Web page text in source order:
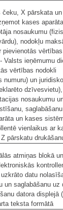
X pārskata
kases
nosaukumu
nodokļu
pievienotās
Valsts ieņēmumu
vērtības nodokli
numuru) un
dzīvesvietu),
nosaukumu
un kases
vienlaikus ar
pārskatu
atmiņas blokā
datu
un saglabāšanu uz
datora displejā
teksta formātā